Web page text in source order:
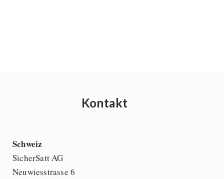
Kontakt
Schweiz
SicherSatt AG
Neuwiesstrasse 6